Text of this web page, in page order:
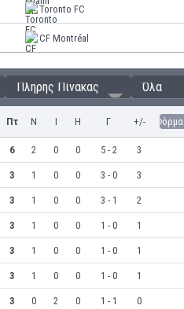
Toronto FC
CF Montréal
Πλήρης Πίνακας Όλα
Πτ Ν Ι Η Γ +/- Φόρμα
6 2 0 0 5 - 2 3
3 1 0 0 3 - 0 3
3 1 0 0 3 - 1 2
3 1 0 0 1 - 0 1
3 1 0 0 1 - 0 1
3 1 0 0 1 - 0 1
3 0 2 0 1 - 1 0